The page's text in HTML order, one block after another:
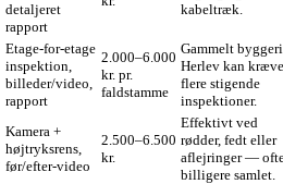
detaljeret
rapport
kabeltræk.
Etage‑for‑etage
inspektion,
billeder/video,
rapport
2.000–6.000
kr. pr.
faldstamme
Gammelt
Herlev kan kræve
flere stigende
inspektioner.
Kamera +
højtryksrens,
før/efter‑video
2.500–6.500
kr.
Effektivt ved
rødder, fedt eller
aflejringer —
billigere samlet.